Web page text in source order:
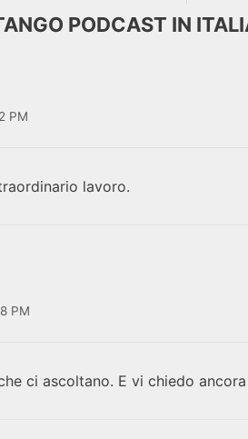
PODCAST IN
PM
lavoro.
PM
ci ascoltano. E vi chiedo